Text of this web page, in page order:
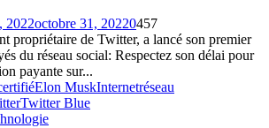
2022octobre 31, 20220457
propriétaire de Twitter, a lancé son premier
du réseau social: Respectez son délai pour
payante sur...
Elon MuskInternetréseau
Twitter Blue